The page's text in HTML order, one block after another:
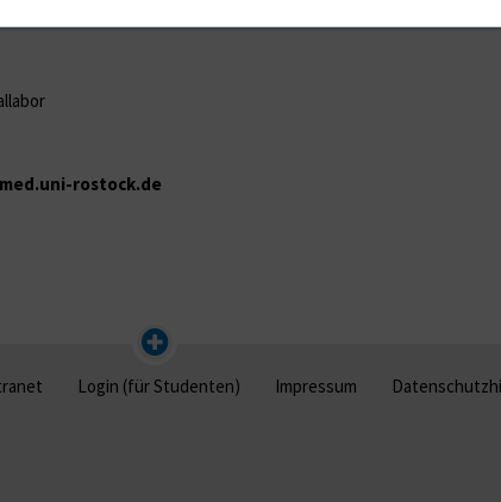
rostock.de
Login (für Studenten) Impressum